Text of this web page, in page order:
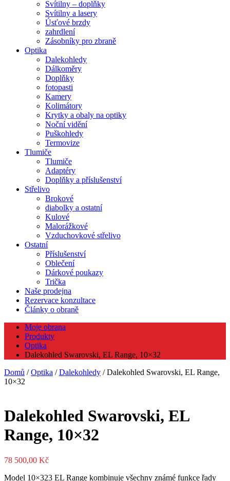
Svítilny – doplňky
Svítilny a lasery
Úsťové brzdy
zahrdlení
Zásobníky pro zbraně
Optika
Dalekohledy
Dálkoměry
Doplňky
fotopasti
Kamery
Kolimátory
Krytky a obaly na optiky
Noční vidění
Puškohledy
Termovize
Tlumiče
Tlumiče
Adaptéry
Doplňky a příslušenství
Střelivo
Brokové
diabolky a ostatní
Kulové
Malorážkové
Vzduchovkové střelivo
Ostatní
Příslušenství
Oblečení
Dárkové poukazy
Trička
Naše prodejna
Rezervace konzultace
Články o obraně
Moje obrana
Produkty
Optika
Dalekohled Swarovski, EL Range, 10×32
Domů /Optika /Dalekohledy / Dalekohled Swarovski, EL Range,
10×32
Dalekohled Swarovski, EL
Range, 10×32
78 500,00 Kč
Model 10×323 EL Range kombinuje všechny známé funkce řady